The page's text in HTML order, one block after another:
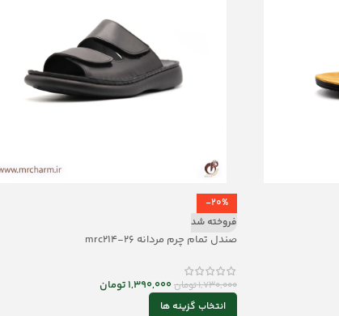
-20%
فروخته شد
صندل تمام چرم مردانه mrc214-26
1,730,000تومان1,390,000تومان
انتخاب گزینه ها